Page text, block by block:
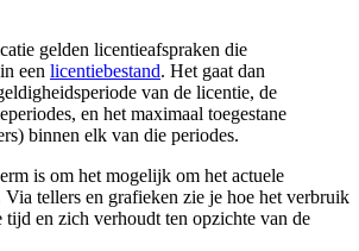
gelden licentieafspraken die
een licentiebestand. Het gaat dan
van de licentie, de
en het maximaal toegestane
binnen elk van die periodes.
is om het mogelijk om het actuele
tellers en grafieken zie je hoe het verbruik
tijd en zich verhoudt ten opzichte van de